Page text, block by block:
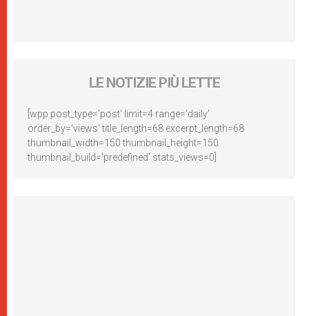
LE NOTIZIE PIÙ LETTE
[wpp post_type='post' limit=4 range='daily'
order_by='views' title_length=68 excerpt_length=68
thumbnail_width=150 thumbnail_height=150
thumbnail_build='predefined' stats_views=0]